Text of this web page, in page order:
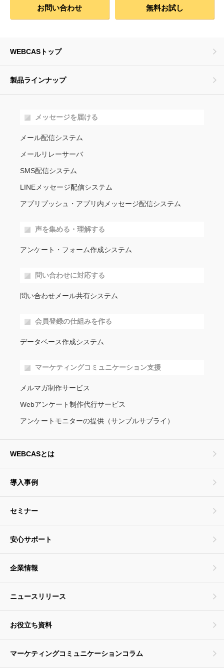
お問い合わせ 無料お試し
WEBCASトップ
製品ラインナップ
メッセージを届ける
メール配信システム
メールリレーサーバ
SMS配信システム
LINEメッセージ配信システム
アプリプッシュ・アプリ内メッセージ配信システム
声を集める・理解する
アンケート・フォーム作成システム
問い合わせに対応する
問い合わせメール共有システム
会員登録の仕組みを作る
データベース作成システム
マーケティングコミュニケーション支援
メルマガ制作サービス
Webアンケート制作代行サービス
アンケートモニターの提供（サンプルサプライ）
WEBCASとは
導入事例
セミナー
安心サポート
企業情報
ニュースリリース
お役立ち資料
マーケティングコミュニケーションコラム